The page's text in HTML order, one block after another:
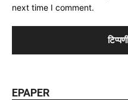
next time I comment.
EPAPER